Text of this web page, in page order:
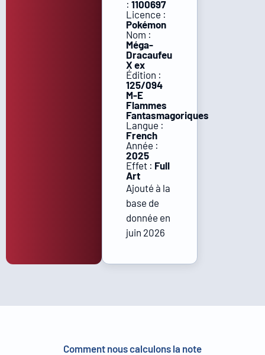
: 1100697
Licence :
Pokémon
Nom :
Méga-
Dracaufeu
X ex
Édition :
125/094
M-E
Flammes
Fantasmagoriques
Langue :
French
Année :
2025
Effet : Full
Art
Ajouté à la
base de
donnée en
juin 2026
Comment nous calculons la note